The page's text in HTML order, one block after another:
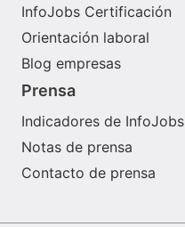
InfoJobs Certificación
Orientación laboral
Blog empresas
Prensa
Indicadores de InfoJobs
Notas de prensa
Contacto de prensa